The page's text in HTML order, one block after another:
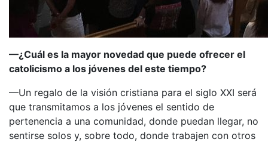
—¿Cuál es la mayor novedad que puede ofrecer el
catolicismo a los jóvenes del este tiempo?
—Un regalo de la visión cristiana para el siglo XXI será
que transmitamos a los jóvenes el sentido de
pertenencia a una comunidad, donde puedan llegar, no
sentirse solos y, sobre todo, donde trabajen con otros